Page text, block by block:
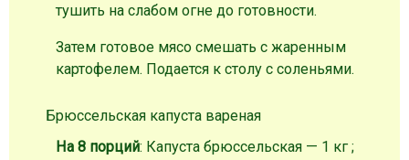
тушить на слабом огне до готовности.
Затем готовое мясо смешать с жаренным
картофелем. Подается к столу с соленьями.
Брюссельская капуста вареная
На 8 порций: Капуста брюссельская — 1 кг ;